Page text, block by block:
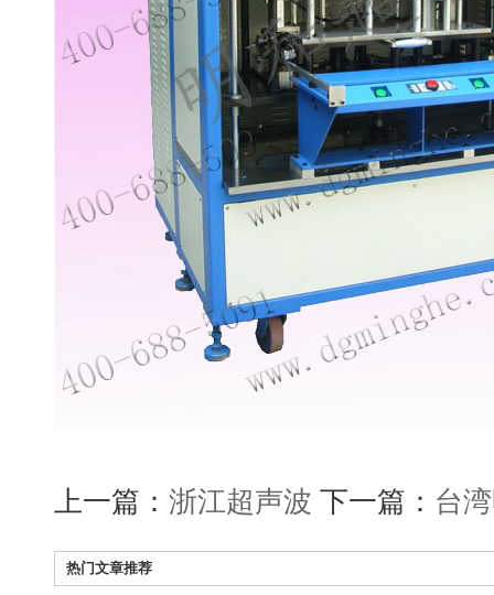
上一篇： 浙江超声波 下一篇： 台
热门文章推荐